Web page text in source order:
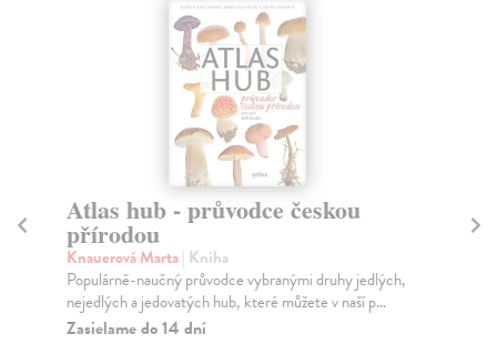
Atlas hub - průvodce českou
přírodou
Knauerová Marta| Kniha
Populárně-naučný průvodce vybranými druhy jedlých,
nejedlých a jedovatých hub, které můžete v naší p...
Zasielame do 14 dní